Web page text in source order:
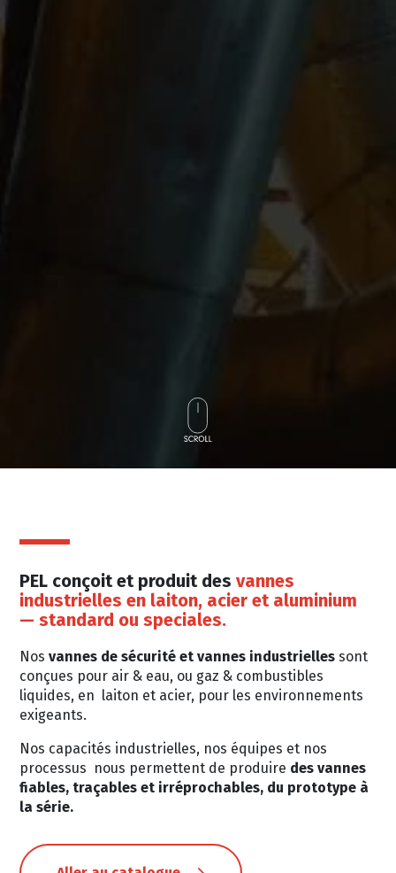
PEL conçoit et produit desvannes
industrielles en laiton, acier et aluminium
— standard ou speciales.
Nosvannes de sécurité et vannes industrielles sont
conçues pour air & eau, ou gaz & combustibles
liquides, en laiton et acier, pour les environnements
exigeants.
Nos capacités industrielles, nos équipes et nos
processus nous permettent de produire des vannes
fiables, traçables et irréprochables, du prototype à
la série.